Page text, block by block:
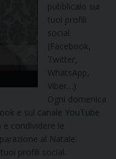
pubblicalo sui
tuoi profili
social
(Facebook,
Twitter,
WhatsApp,
Viber…)
Ogni domenica
e sul canale YouTube
condividere le
al Natale.
profili social.